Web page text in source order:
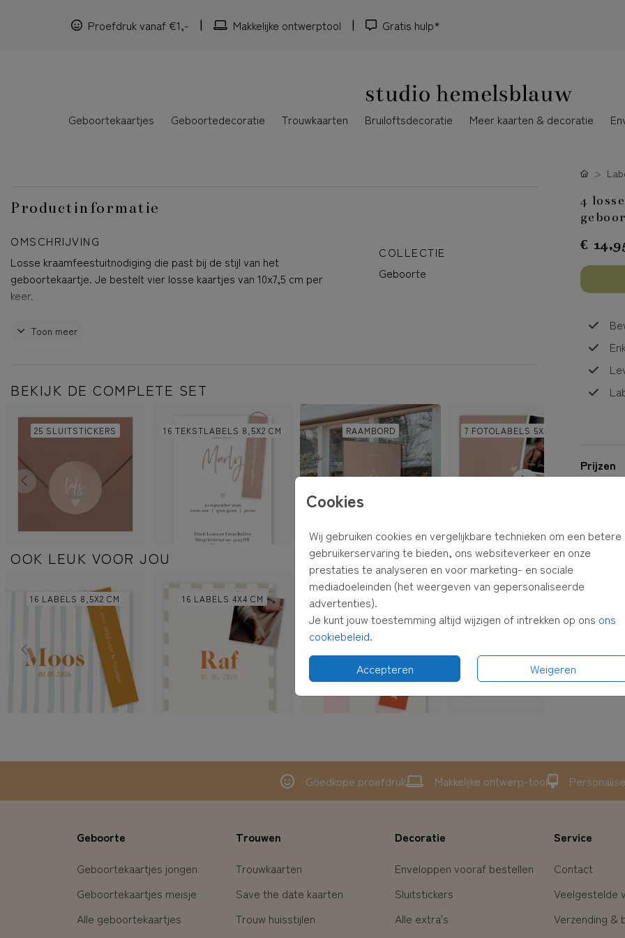
Proefdruk vanaf €1,- Makkelijke ontwerptool Gratis hulp*
Geboortekaartjes Geboortedecoratie Trouwkaarten Bruiloftsdecoratie Meer kaarten & decoratie
Cookies
Wij gebruiken cookies en vergelijkbare technieken om een betere
gebruikerservaring te bieden, ons websiteverkeer en onze
prestaties te analyseren en voor marketing- en sociale
mediadoeleinden (het weergeven van gepersonaliseerde
advertenties).
Je kunt jouw toestemming altijd wijzigen of intrekken op ons ons
cookiebeleid.
Accepteren
Weigeren
Productinformatie
OMSCHRIJVING
Losse kraamfeestuitnodiging die past bij de stijl van het
geboortekaartje. Je bestelt vier losse kaartjes van 10x7,5 cm per
keer.
Dit product is onderdeel van de geboortekaartjes set 'Wolken'
Toon meer
COLLECTIE
Geboorte
BEKIJK DE COMPLETE SET
25 SLUITSTICKERS 16 TEKSTLABELS 8,5X2 CM RAAMBORD 7 FOTOLABELS 5X7,5 CM
OOK LEUK VOOR JOU
16 LABELS 8,5X2 CM 16 LABELS 4X4 CM 16 LABELS 8,5X2 CM
4
€
Prijzen
Goedkope proefdruk Makkelijke ontwerp-tool
Geboorte
Geboortekaartjes jongen
Geboortekaartjes meisje
Alle geboortekaartjes
Trouwen
Trouwkaarten
Save the date kaarten
Trouw huisstijlen
Decoratie
Enveloppen vooraf bestellen
Sluitstickers
Alle extra's
Service
Contact
Veelgestelde
Verzending &